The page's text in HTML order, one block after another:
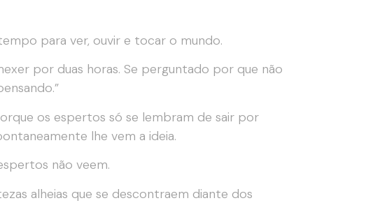
para ver, ouvir e tocar o mundo.
por duas horas. Se perguntado por que não
os espertos só se lembram de sair por
lhe vem a ideia.
não veem.
alheias que se descontraem diante dos